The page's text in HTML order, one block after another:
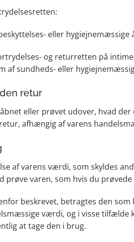
eller
og returretten på
af sundheds- eller
retur
eller prøvet udover, hvad
afhængig af varens
af varens værdi, som skyldes
prøve varen, som hvis du prøvede
beskrevet, betragtes den
værdi, og i visse
at tage den i brug.